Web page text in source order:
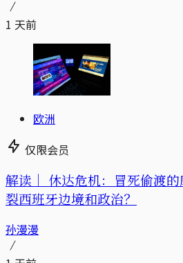
1 天前
欧洲
仅限会员
解读｜ 休达危机：冒死偷渡
裂西班牙边境和政治？
孙漫漫